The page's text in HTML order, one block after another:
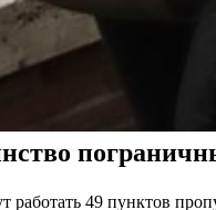
работать 49 пунктов